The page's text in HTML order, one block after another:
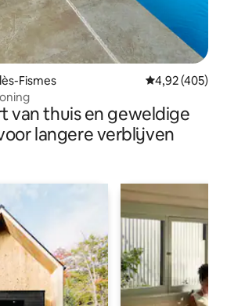
Fismes Gemiddelde
4,92 (405)
van thuis en geweldige
langere verblijven